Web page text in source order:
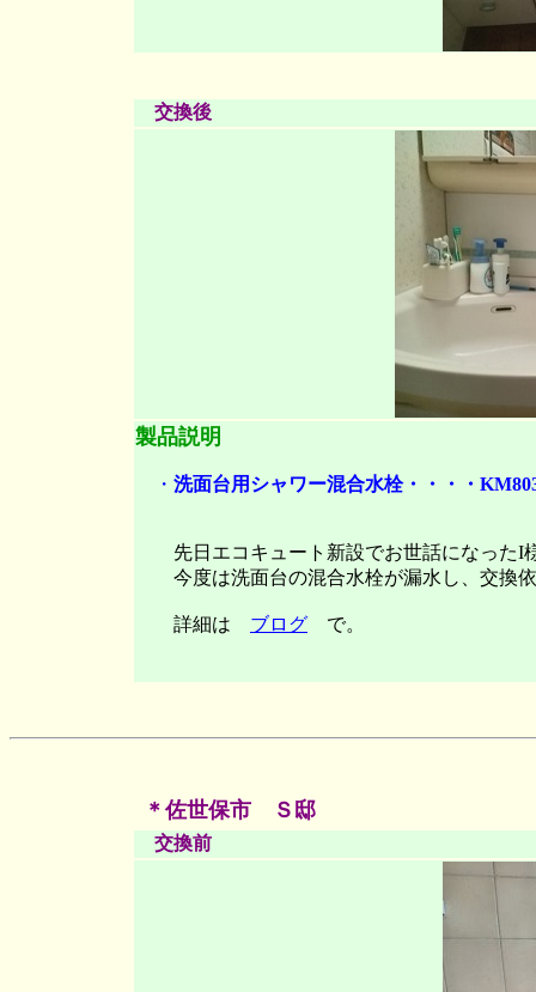
交換後
製品説明
・ 洗面台用シャワー混合水栓・・・・
先日エコキュート新設でお世話になったI
今度は洗面台の混合水栓が漏水し、交換
詳細は ブログ で。
＊佐世保市 Ｓ邸
交換前